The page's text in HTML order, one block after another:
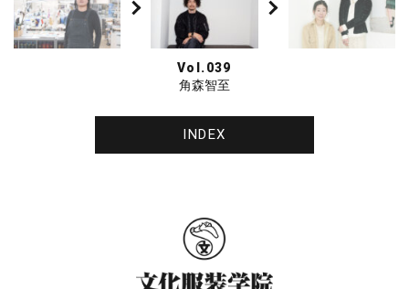
Vol.039
角森智至
INDEX